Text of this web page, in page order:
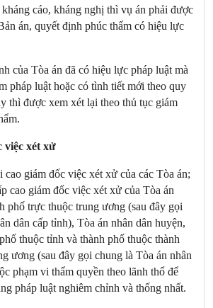
cáo, kháng nghị thì vụ án phải được
án, quyết định phúc thẩm có hiệu lực
của Tòa án đã có hiệu lực pháp luật mà
pháp luật hoặc có tình tiết mới theo quy
thì được xem xét lại theo thủ tục giám
việc xét xử
cao giám đốc việc xét xử của các Tòa án;
cao giám đốc việc xét xử của Tòa án
phố trực thuộc trung ương (sau đây gọi
dân cấp tỉnh), Tòa án nhân dân huyện,
thuộc tỉnh và thành phố thuộc thành
ương (sau đây gọi chung là Tòa án nhân
phạm vi thẩm quyền theo lãnh thổ để
pháp luật nghiêm chỉnh và thống nhất.